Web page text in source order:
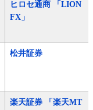
ヒロセ通商 「LION
FX」
松井証券
楽天証券 「楽天MT